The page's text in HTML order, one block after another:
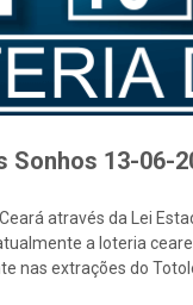
Sonhos 13-06-
através da Lei
a loteria
nas extrações do